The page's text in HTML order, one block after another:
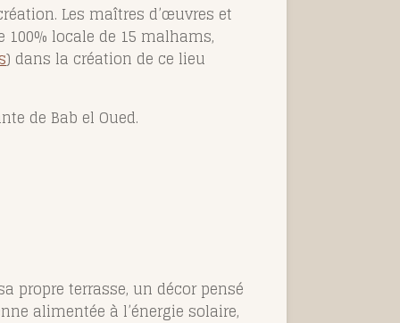
Les maîtres d’œuvres et
locale de 15 malhams,
) dans la création de ce lieu
de Bab el Oued.
propre terrasse, un décor pensé
alimentée à l’énergie solaire,